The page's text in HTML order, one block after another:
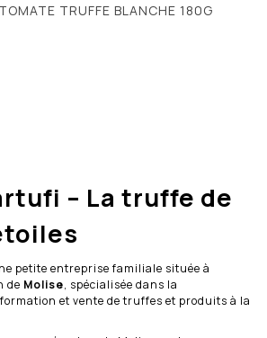
TRUFFE BLANCHE 180G
– La truffe de
petite entreprise familiale située à
de Molise, spécialisée dans la
et vente de truffes et produits à la